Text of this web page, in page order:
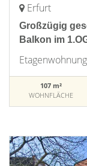
Erfurt
Großzügig
Balkon im
Etagenwohnung
107 m²
WOHNFLÄCHE